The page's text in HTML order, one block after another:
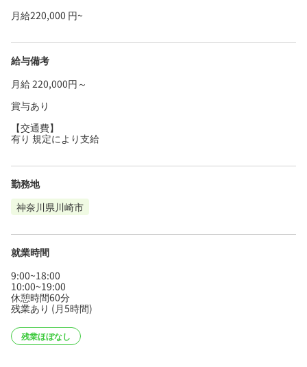
月給220,000 円~
給与備考
月給 220,000円～
賞与あり
【交通費】
有り 規定により支給
勤務地
神奈川県川崎市
就業時間
9:00~18:00
10:00~19:00
休憩時間60分
残業あり (月5時間)
残業ほぼなし